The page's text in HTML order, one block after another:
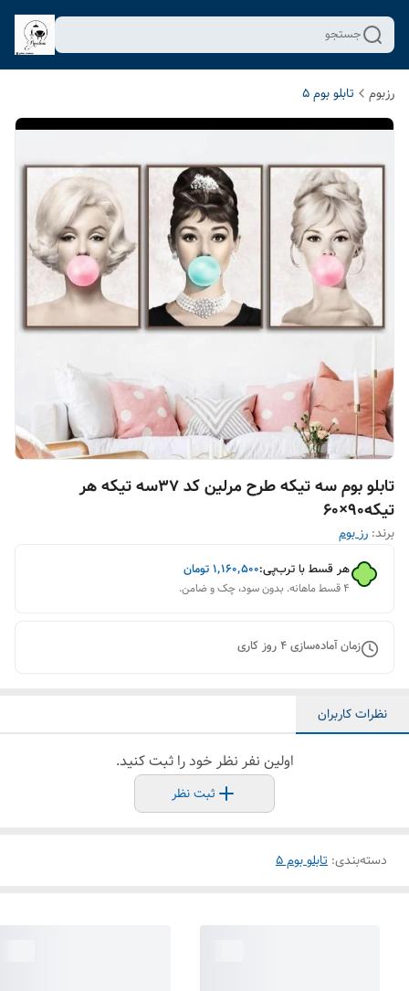
جستجو
رزبوم تابلو بوم 5
تابلو بوم سه تیکه طرح مرلین کد 37سه تیکه هر
تیکه۹۰×۶۰
برند: رز بوم
هر قسط با ترب‌پی:۱٬۱۶۰٬۵۰۰تومان
۴ قسط ماهانه. بدون سود، چک و ضامن.
زمان آماده‌سازی4روز کاری
نظرات کاربران
اولین نفر نظر خود را ثبت کنید.
ثبت نظر
دسته‌بندی: تابلو بوم 5